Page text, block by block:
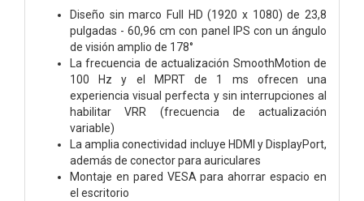
Diseño sin marco Full HD (1920 x 1080) de 23,8
pulgadas - 60,96 cm con panel IPS con un ángulo
de visión amplio de 178°
La frecuencia de actualización SmoothMotion de
100 Hz y el MPRT de 1 ms ofrecen una
experiencia visual perfecta y sin interrupciones al
habilitar VRR (frecuencia de actualización
variable)
La amplia conectividad incluye HDMI y DisplayPort,
además de conector para auriculares
Montaje en pared VESA para ahorrar espacio en
el escritorio